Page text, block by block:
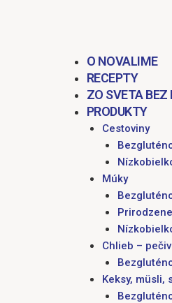
O NOVALIME
RECEPTY
ZO SVETA BEZ
PRODUKTY
Cestoviny
Múky
Chlieb –
Keksy, müsli,